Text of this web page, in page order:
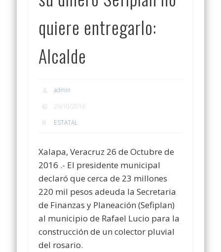
quiere entregarlo:
Alcalde
admin
26/10/2016
ESTATAL
Xalapa, Veracruz 26 de Octubre de
2016 .- El presidente municipal
declaró que cerca de 23 millones
220 mil pesos adeuda la Secretaria
de Finanzas y Planeación (Sefiplan)
al municipio de Rafael Lucio para la
construcción de un colector pluvial
del rosario.